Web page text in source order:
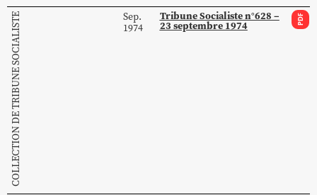
COLLECTION DE TRIBUNE SOCIALISTE
Sep.
1974
Tribune Socialiste n°628 –
23 septembre 1974 PDF